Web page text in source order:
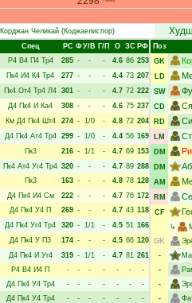
Корджан Челикай (Коджаелиспор)
Спец РC ФУ/В Г/П О ЗС РФ
Р4 В4 П4 Тр4 285 - - - 4.6 86 253
Пк4 И4 К4 Тр4 277 - - - 4.4 73 207
Пк4 От4 Тр4 Л4 301 - - - 4.7 72 222
Д4 Пк4 И Ка4 308 - - - 4.6 75 237
Км Д4 Пк4 Шт4 274 - 1/0 - 4.8 72 204
Д4 Пк4 Ат4 Тр4 299 - 1/0 - 4.4 56 169
Пк3 216 - 1/1 - 4.7 69 153
Пк4 Ат4 Уг4 Тр4 320 - - - 4.7 89 288
Пк3 163 - - - 4.8 78 128
Д4 Пк4 И4 См 222 - - - 4.7 76 172
Д4 Пк4 У4 П 269 - - - 4.7 43 118
Д4 Пк4 Уг4 Тр4 320 - 1/1 - 4.5 51 166
Д4 Пк4 У П3 174 - - - 4.5 66 120
Д4 Пк4 И Уг4 319 - 1/1 - 4.7 81 261
Р4 В4 И4 П - - - - - -
-
Д4 Пк4 У4 Тр4 - - - - - -
-
Д4 Пк4 У4 Тр4 - - - - - -
-
Поз
GK
LD
SW
CD
RD
LM
DM
DM
AM
RM
CF
↳
GK
-
-
-
-